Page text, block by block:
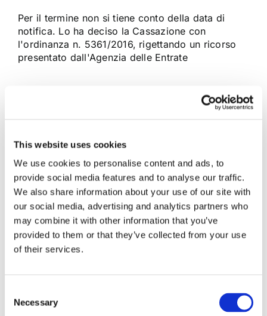
This website uses cookies
We use cookies to personalise content and ads, to
provide social media features and to analyse our traffic.
We also share information about your use of our site with
our social media, advertising and analytics partners who
may combine it with other information that you’ve
provided to them or that they’ve collected from your use
of their services.
Selection
Necessary
Per il termine non si tiene conto della data di
notifica. Lo ha deciso la Cassazione con
l'ordinanza n. 5361/2016, rigettando un ricorso
presentato dall'Agenzia delle Entrate
Ermelinda